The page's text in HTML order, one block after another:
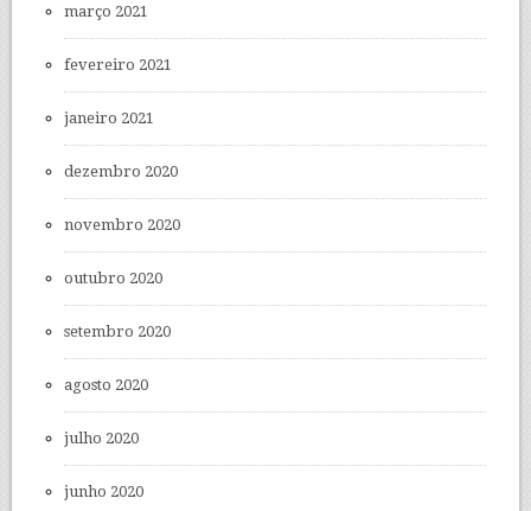
março 2021
fevereiro 2021
janeiro 2021
dezembro 2020
novembro 2020
outubro 2020
setembro 2020
agosto 2020
julho 2020
junho 2020